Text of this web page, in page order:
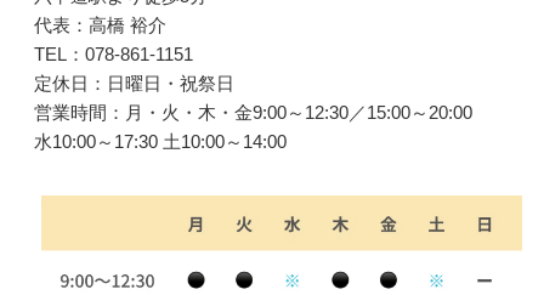
代表：高橋 裕介
TEL：078-861-1151
定休日：日曜日・祝祭日
営業時間：月・火・木・金9:00～12:30／15:00～20:00
水10:00～17:30 土10:00～14:00